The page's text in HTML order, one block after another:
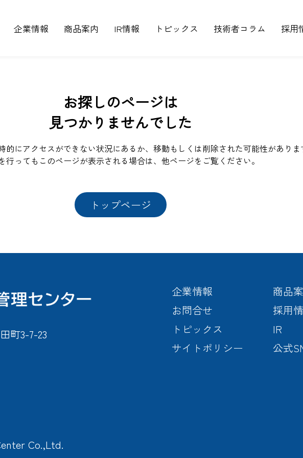
企業情報 商品案内 IR情報 トピックス 技術者コラム 採用
お探しのページは
見つかりませんでした
的にアクセスができない状況にあるか、移動もしくは削除された可能性がありま
行ってもこのページが表示される場合は、他ページをご覧ください。
トップページ
町3-7-23
Co.,Ltd.
企業情報
商品
お問合せ
採用
トピックス
IR
サイトポリシー
公式